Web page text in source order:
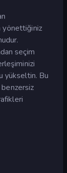
yönettiğiniz
seçim
yükseltin. Bu